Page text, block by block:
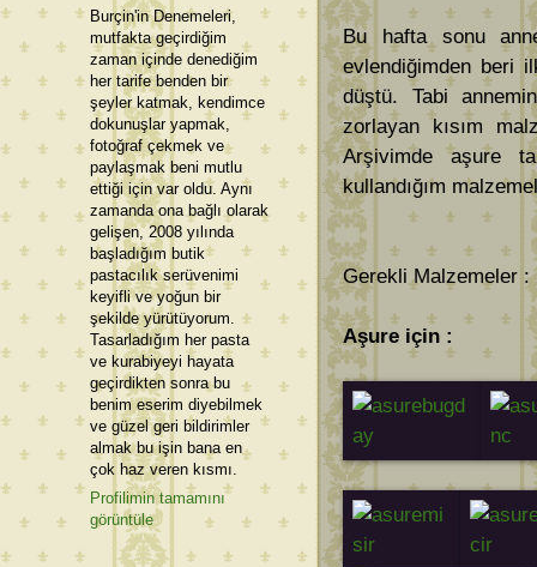
Bu hafta sonu
evlendiğimden beri
düştü. Tabi
zorlayan kısım
Arşivimde aşure
kullandığım
Gerekli Malzemeler :
Aşure için :
Burçin'in Denemeleri,
mutfakta geçirdiğim
zaman içinde denediğim
her tarife benden bir
şeyler katmak, kendimce
dokunuşlar yapmak,
fotoğraf çekmek ve
paylaşmak beni mutlu
ettiği için var oldu. Aynı
zamanda ona bağlı olarak
gelişen, 2008 yılında
başladığım butik
pastacılık serüvenimi
keyifli ve yoğun bir
şekilde yürütüyorum.
Tasarladığım her pasta
ve kurabiyeyi hayata
geçirdikten sonra bu
benim eserim diyebilmek
ve güzel geri bildirimler
almak bu işin bana en
çok haz veren kısmı.
Profilimin tamamını
görüntüle